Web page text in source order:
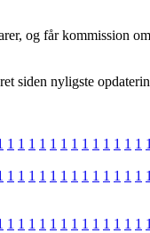
og får kommission
siden nyligste
1 1 1 1 1 1 1 1 1 1 1 1 1 1
1 1 1 1 1 1 1 1 1 1 1 1 1 1
1 1 1 1 1 1 1 1 1 1 1 1 1 1